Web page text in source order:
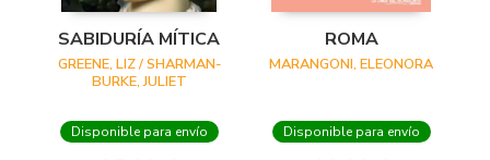
SABIDURÍA MÍTICA
GREENE, LIZ / SHARMAN-
BURKE, JULIET
Disponible para envío
ROMA
MARANGONI, ELEONORA
Disponible para envío